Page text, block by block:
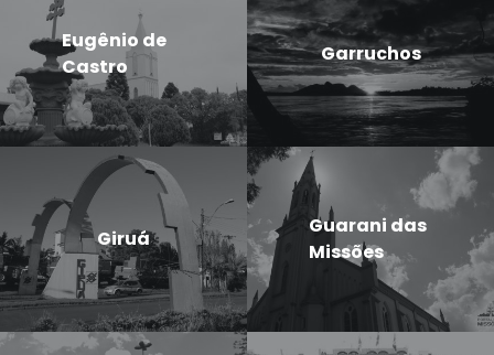
Eugênio de
Castro
Garruchos
Giruá
Guarani das
Missões